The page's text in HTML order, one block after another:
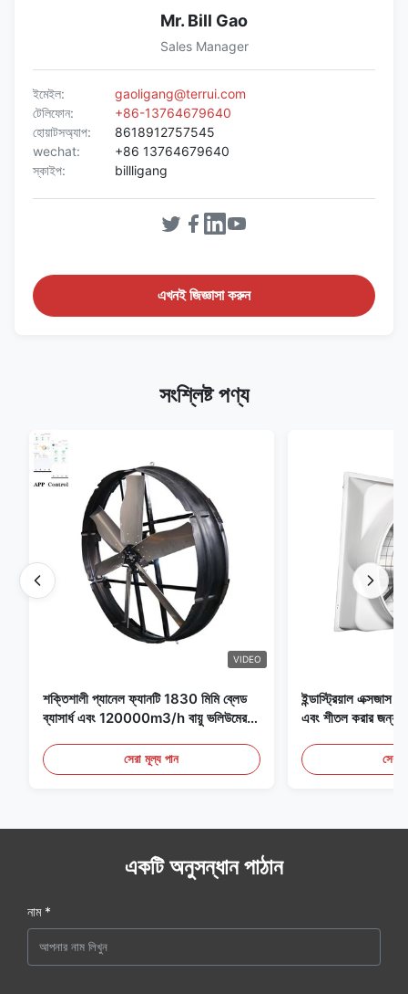
Mr. Bill Gao
Sales Manager
ইমেইল:
gaoligang@terrui.com
টেলিফোন:
+86-13764679640
হোয়াটসঅ্যাপ:
8618912757545
wechat:
+86 13764679640
স্কাইপ:
billligang
এখনই জিজ্ঞাসা করুন
সংশ্লিষ্ট পণ্য
VIDEO
শক্তিশালী প্যানেল ফ্যানটি 1830 মিমি ব্লেড
ব্যাসার্ধ এবং 120000m3/h বায়ু ভলিউমের
হয়েছে
সেরা মূল্য পান
ইন্ডাস্ট্রিয়াল এক্সজাস
এবং শীতল করার জন্য
সেরা
একটি অনুসন্ধান পাঠান
নাম *